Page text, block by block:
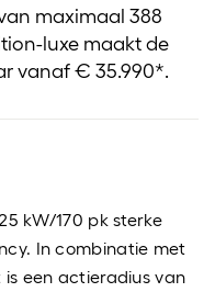
maximaal 388
luxe maakt de
vanaf € 35.990*.
kW/170 pk sterke
In combinatie met
een actieradius van